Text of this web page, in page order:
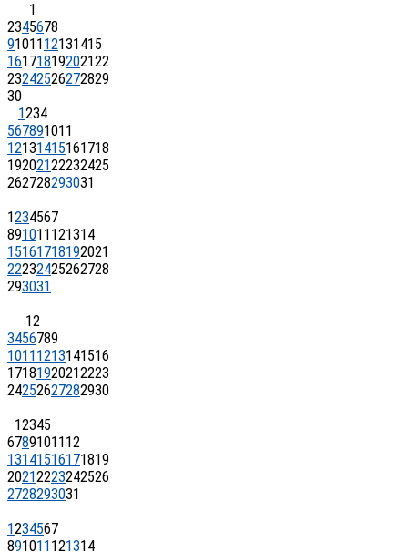
1
2345678
91011 12131415
16171819202122
23242526272829
30
1234
567891011
12131415161718
19202122232425
262728293031
1234567
891011 121314
15161718192021
22232425262728
293031
12
3456789
1011 1213141516
17181920212223
24252627282930
12345
67891011 12
13141516171819
20212223242526
2728293031
1234567
891011 121314